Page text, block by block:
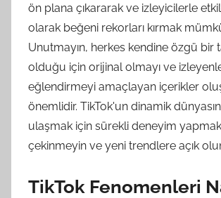
ön plana çıkararak ve izleyicilerle
olarak beğeni rekorları kırmak
Unutmayın, herkes kendine özgü bir
olduğu için orijinal olmayı ve
eğlendirmeyi amaçlayan içerikler
önemlidir. TikTok'un dinamik
ulaşmak için sürekli deneyim
çekinmeyin ve yeni trendlere açık
TikTok Fenomenleri